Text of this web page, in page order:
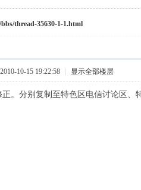
thread-35630-1-1.html
10-15 19:22:58 显示全部楼层
正。分别复制至特色区电信讨论区